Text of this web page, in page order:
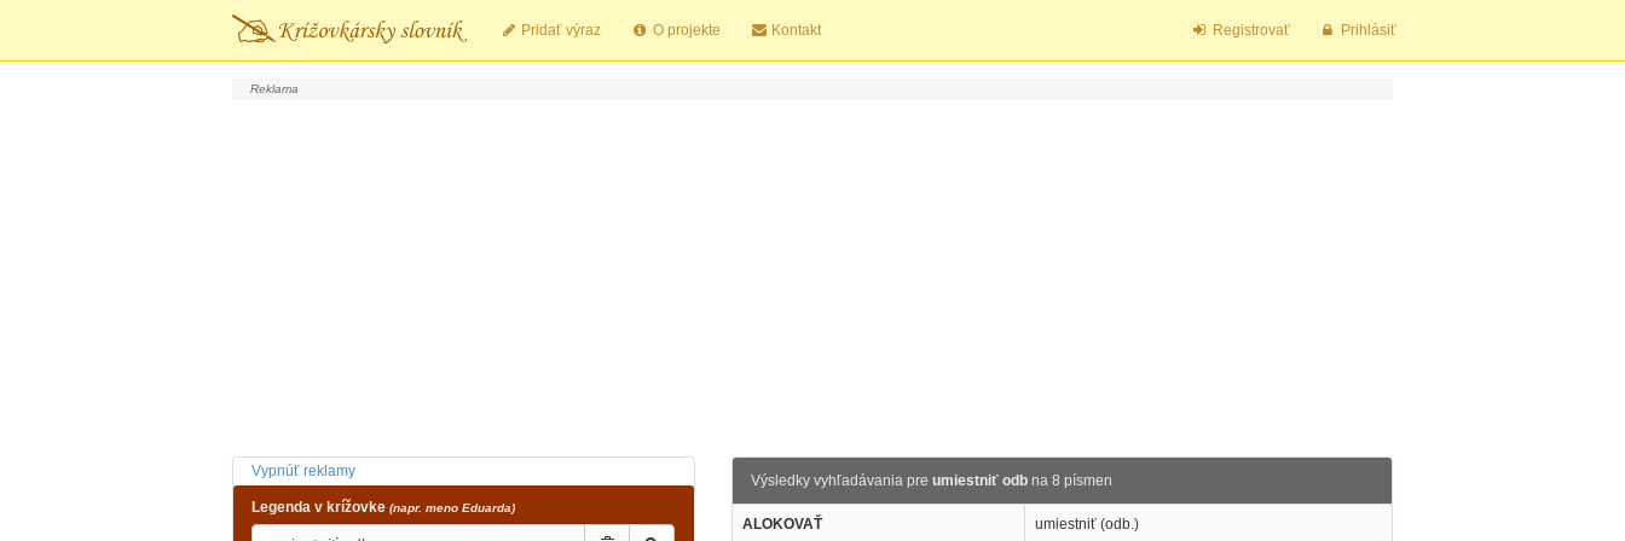
Pridať výraz O projekte Kontakt Registrovať Prihlásiť
Vypnúť reklamy
Legenda v krížovke (napr. meno Eduarda)
Výsledky vyhľadávania pre umiestniť odbna 8 písmen
ALOKOVAŤ umiestniť (odb.)